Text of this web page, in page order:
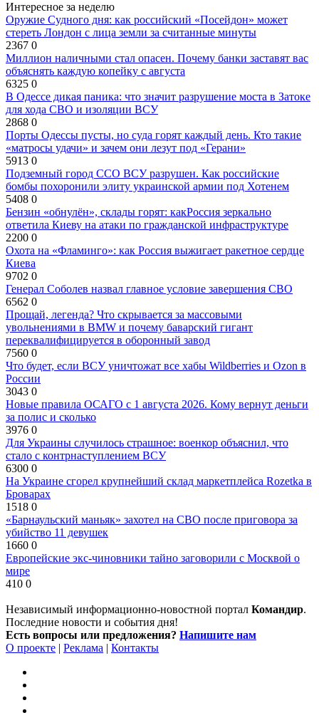
Интересное за неделю
Оружие Судного дня: как российский «Посейдон» может
стереть Лондон с лица земли за считанные минуты
2367 0
Миллион наличными стал опасен. Почему банки заставят вас
объяснять каждую копейку с августа
6325 0
В Одессе дикая паника: что значит разрушение моста в Затоке
для хода СВО и изоляции ВСУ
2868 0
Порты Одессы пусты, но суда горят каждый день. Кто такие
«матросы удачи» и зачем они лезут под «Герани»
5913 0
Подземный город ССО ВСУ разрушен. Как российские
бомбы похоронили элиту украинской армии под Хотенем
5408 0
Бензин «обнулён», склады горят: какРоссия зеркально
ответила Киеву на атаки по гражданской инфраструктуре
2200 0
Охота на «Фламинго»: как Россия выжигает ракетное сердце
Киева
9702 0
Генерал Соболев назвал главное условие завершения СВО
6562 0
Прощай, легенда? Что скрывается за массовыми
увольнениями в BMW и почему баварский гигант
переквалифицируется в оборонный завод
7560 0
Что будет, если ВСУ уничтожат все хабы Wildberries и Ozon в
России
3043 0
Новые правила ОСАГО с 1 августа 2026. Кому вернут деньги
за полис и сколько
3976 0
Для Украины случилось страшное: военкор объяснил, что
стало с контрнаступлением ВСУ
6300 0
На Украине сгорел крупнейший склад маркетплейса Rozetka в
Броварах
1518 0
«Барнаульский маньяк» захотел на СВО после приговора за
убийство 11 девушек
1660 0
Европейские экс-чиновники тайно заговорили с Москвой о
мире
410 0
Независимый информационно-новостной портал Командир.
Последние новости и события дня!
Есть вопросы или предложения? Напишите нам
О проекте | Реклама | Контакты